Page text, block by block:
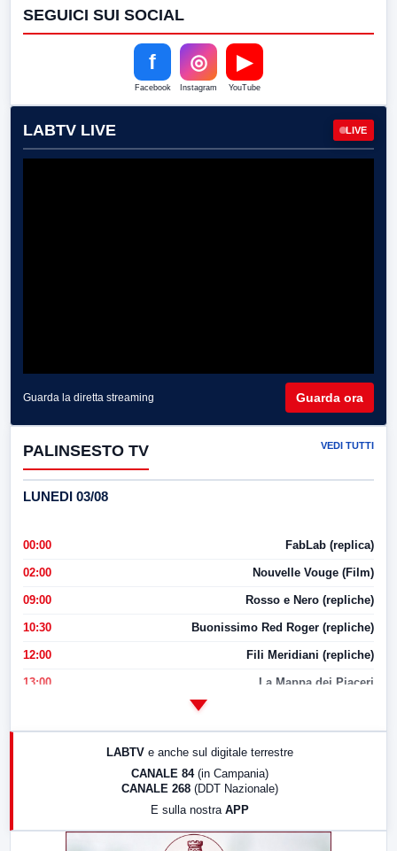
SEGUICI SUI SOCIAL
f
Facebook
◎
Instagram
▶
YouTube
LABTV LIVE LIVE
Guarda la diretta streaming Guarda ora
PALINSESTO TV VEDI TUTTI
LUNEDI 03/08
00:00 FabLab (replica)
02:00 Nouvelle Vouge (Film)
09:00 Rosso e Nero (repliche)
10:30 Buonissimo Red Roger (repliche)
12:00 Fili Meridiani (repliche)
13:00 La Mappa dei Piaceri
LABTV e anche sul digitale terrestre
CANALE 84 (in Campania)
CANALE 268 (DDT Nazionale)
E sulla nostra APP